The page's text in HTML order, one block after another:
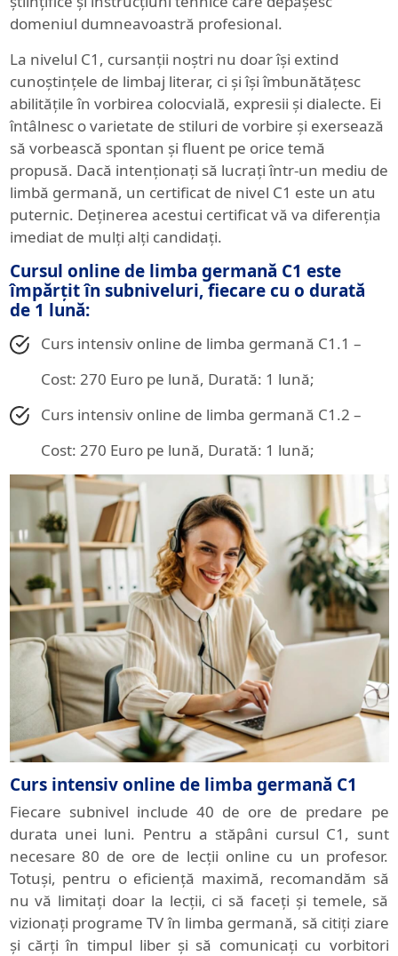
domeniul dumneavoastră profesional.
La nivelul C1, cursanții noștri nu doar își extind
cunoștințele de limbaj literar, ci și își îmbunătățesc
abilitățile în vorbirea colocvială, expresii și dialecte. Ei
întâlnesc o varietate de stiluri de vorbire și exersează
să vorbească spontan și fluent pe orice temă
propusă. Dacă intenționați să lucrați într-un mediu de
limbă germană, un certificat de nivel C1 este un atu
puternic. Deținerea acestui certificat vă va diferenția
imediat de mulți alți candidați.
Cursul online de limba germană C1 este
împărțit în subniveluri, fiecare cu o durată
de 1 lună:
Curs intensiv online de limba germană C1.1 –
Cost: 270 Euro pe lună, Durată: 1 lună;
Curs intensiv online de limba germană C1.2 –
Cost: 270 Euro pe lună, Durată: 1 lună;
Curs intensiv online de limba germană C1
Fiecare subnivel include 40 de ore de predare pe
durata unei luni. Pentru a stăpâni cursul C1, sunt
necesare 80 de ore de lecții online cu un profesor.
Totuși, pentru o eficiență maximă, recomandăm să
nu vă limitați doar la lecții, ci să faceți și temele, să
vizionați programe TV în limba germană, să citiți ziare
și cărți în timpul liber și să comunicați cu vorbitori